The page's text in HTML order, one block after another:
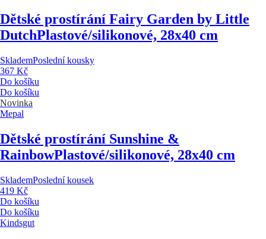
Dětské prostírání Fairy Garden by Little
DutchPlastové/silikonové, 28x40 cm
SklademPoslední kousky
367 Kč
Do košíku
Do košíku
Novinka
Mepal
Dětské prostírání Sunshine &
RainbowPlastové/silikonové, 28x40 cm
SklademPoslední kousek
419 Kč
Do košíku
Do košíku
Kindsgut